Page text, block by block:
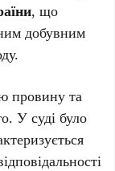
, що
добувним
провину та
У суді було